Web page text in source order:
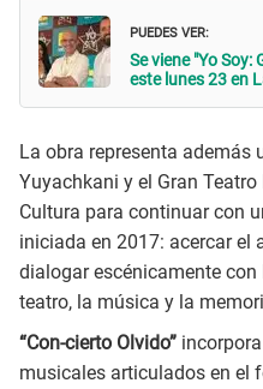
PUEDES VER:
Se viene "Yo
este lunes 23 en
La obra representa además
Yuyachkani y el Gran
Cultura para continuar con
iniciada en 2017: acercar el
dialogar escénicamente con
teatro, la música y la
“Con-cierto Olvido”
musicales articulados en el